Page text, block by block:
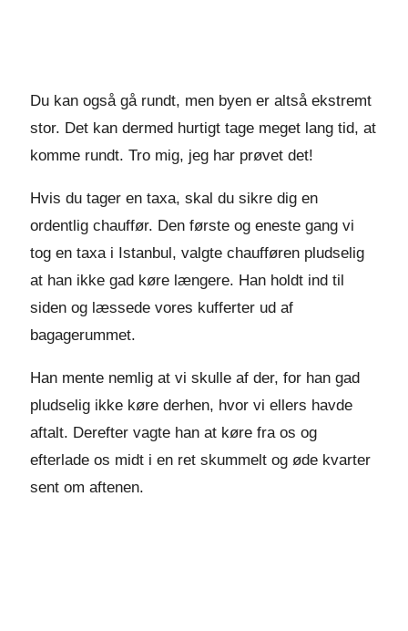
Du kan også gå rundt, men byen er altså ekstremt
stor. Det kan dermed hurtigt tage meget lang tid, at
komme rundt. Tro mig, jeg har prøvet det!
Hvis du tager en taxa, skal du sikre dig en
ordentlig chauffør. Den første og eneste gang vi
tog en taxa i Istanbul, valgte chaufføren pludselig
at han ikke gad køre længere. Han holdt ind til
siden og læssede vores kufferter ud af
bagagerummet.
Han mente nemlig at vi skulle af der, for han gad
pludselig ikke køre derhen, hvor vi ellers havde
aftalt. Derefter vagte han at køre fra os og
efterlade os midt i en ret skummelt og øde kvarter
sent om aftenen.